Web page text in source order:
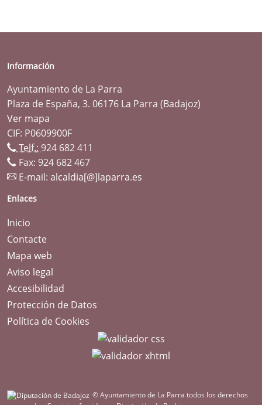
Información
Ayuntamiento de La Parra
Plaza de España, 3. 06176 La Parra (Badajoz)
Ver mapa
CIF: P0609900F
Telf.: 924 682 411
Fax: 924 682 467
E-mail: alcaldia[@]laparra.es
Enlaces
Inicio
Contacte
Mapa web
Aviso legal
Accesibilidad
Protección de Datos
Política de Cookies
© Ayuntamiento de La Parra todos los derechos